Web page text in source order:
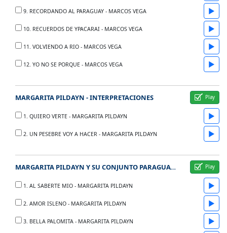
9. RECORDANDO AL PARAGUAY - MARCOS VEGA ▶
10. RECUERDOS DE YPACARAI - MARCOS VEGA ▶
11. VOLVIENDO A RIO - MARCOS VEGA ▶
12. YO NO SE PORQUE - MARCOS VEGA ▶
MARGARITA PILDAYN - INTERPRETACIONES
1. QUIERO VERTE - MARGARITA PILDAYN ▶
2. UN PESEBRE VOY A HACER - MARGARITA PILDAYN ▶
MARGARITA PILDAYN Y SU CONJUNTO PARAGUAYO DE ARPA Y GUITARRA
1. AL SABERTE MIO - MARGARITA PILDAYN ▶
2. AMOR ISLENO - MARGARITA PILDAYN ▶
3. BELLA PALOMITA - MARGARITA PILDAYN ▶